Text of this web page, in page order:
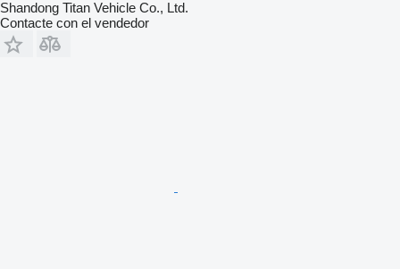
Shandong Titan Vehicle Co., Ltd.
Contacte con el vendedor